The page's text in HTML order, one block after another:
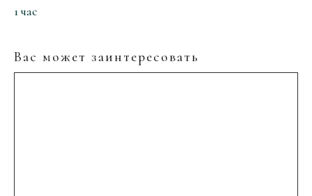
1 час
Вас может заинтересовать